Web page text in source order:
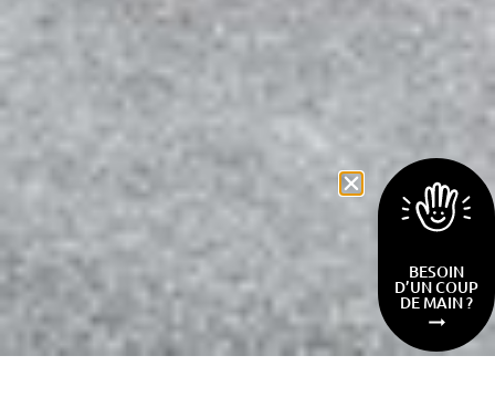
BESOIN
D’UN COUP
DE MAIN ?